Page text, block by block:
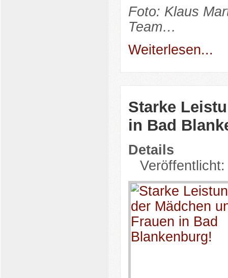
Foto: Klaus
Team…
Weiterlesen...
Starke
in Bad
Details